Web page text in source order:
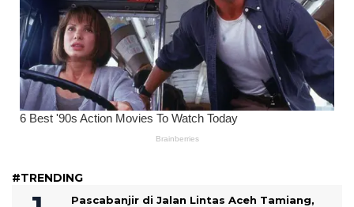
#TRENDING
Pascabanjir di Jalan Lintas Aceh Tamiang,